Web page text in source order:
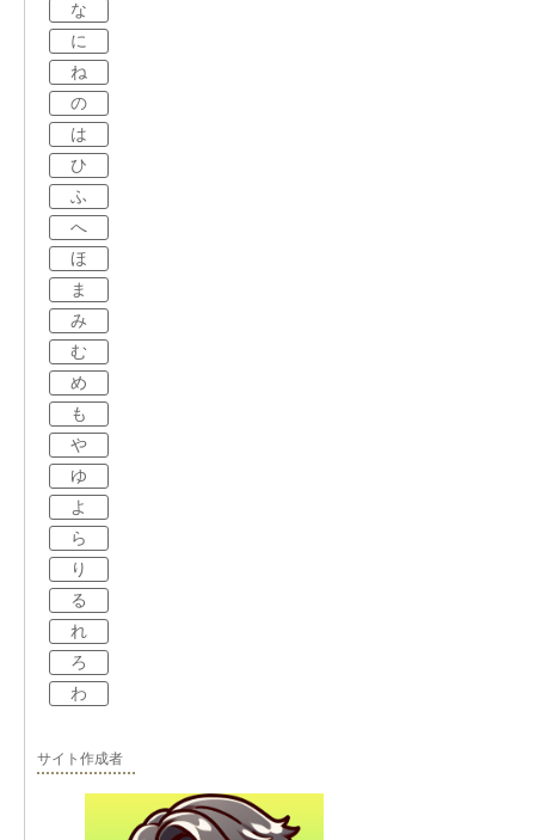
な
に
ね
の
は
ひ
ふ
へ
ほ
ま
み
む
め
も
や
ゆ
よ
ら
り
る
れ
ろ
わ
サイト作成者